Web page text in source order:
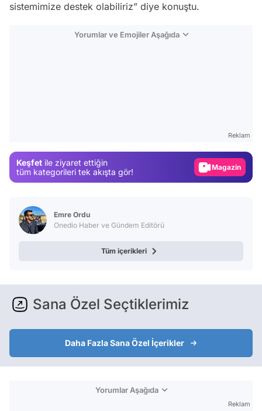
sistemimize destek olabiliriz” diye konuştu.
Yorumlar ve Emojiler Aşağıda
Reklam
Keşfet ile ziyaret ettiğin
tüm kategorileri tek akışta gör!
Magazin
Emre Ordu
Onedio Haber ve Gündem Editörü
Tüm içerikleri
Sana Özel Seçtiklerimiz
Daha Fazla Sana Özel İçerikler
Yorumlar Aşağıda
Reklam